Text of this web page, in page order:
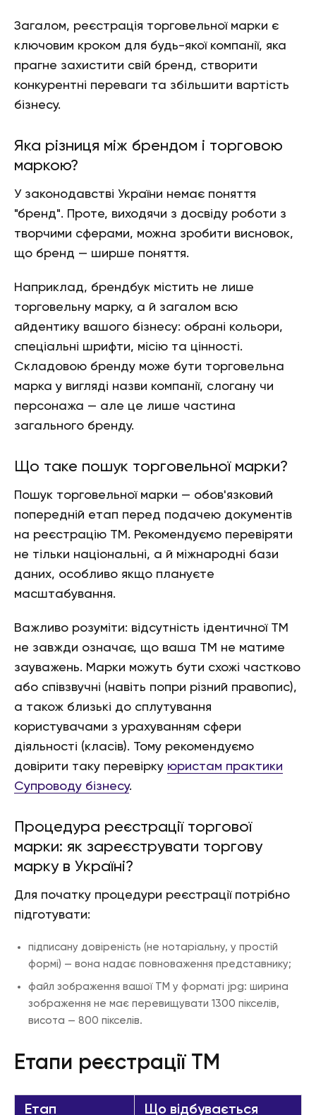
Загалом, реєстрація торговельної марки є
ключовим кроком для будь-якої компанії, яка
прагне захистити свій бренд, створити
конкурентні переваги та збільшити вартість
бізнесу.
Яка різниця між брендом і торговою
маркою?
У законодавстві України немає поняття
"бренд". Проте, виходячи з досвіду роботи з
творчими сферами, можна зробити висновок,
що бренд — ширше поняття.
Наприклад, брендбук містить не лише
торговельну марку, а й загалом всю
айдентику вашого бізнесу: обрані кольори,
спеціальні шрифти, місію та цінності.
Складовою бренду може бути торговельна
марка у вигляді назви компанії, слогану чи
персонажа — але це лише частина
загального бренду.
Що таке пошук торговельної марки?
Пошук торговельної марки — обов'язковий
попередній етап перед подачею документів
на реєстрацію ТМ. Рекомендуємо перевіряти
не тільки національні, а й міжнародні бази
даних, особливо якщо плануєте
масштабування.
Важливо розуміти: відсутність ідентичної ТМ
не завжди означає, що ваша ТМ не матиме
зауважень. Марки можуть бути схожі частково
або співзвучні (навіть попри різний правопис),
а також близькі до сплутування
користувачами з урахуванням сфери
діяльності (класів). Тому рекомендуємо
довірити таку перевірку юристам практики
Супроводу бізнесу.
Процедура реєстрації торгової
марки: як зареєструвати торгову
марку в Україні?
Для початку процедури реєстрації потрібно
підготувати:
підписану довіреність (не нотаріальну, у простій
формі) — вона надає повноваження представнику;
файл зображення вашої ТМ у форматі jpg: ширина
зображення не має перевищувати 1300 пікселів,
висота — 800 пікселів.
Етапи реєстрації ТМ
Етап Що відбувається